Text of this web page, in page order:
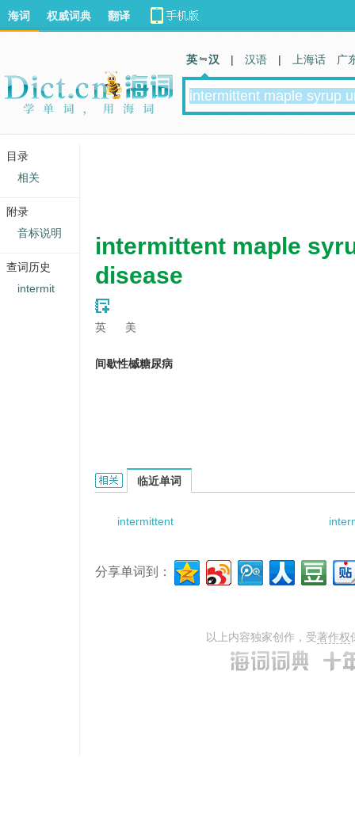
intermittent maple
disease
英 美
间歇性槭糖尿病
Intermittent maple syrup urine disease的相关资
临近单词
intermittent
分享单词到：
以上内容独家创作，受著作权
海词 权威词典 翻译
英 汉 | 汉语 | 上海话 广
目录
相关
附录
音标说明
查词历史
intermit